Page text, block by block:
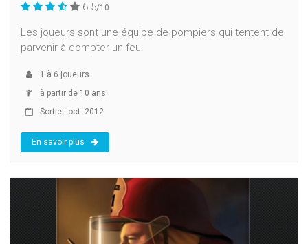
6.5/10
Les joueurs sont une équipe de pompiers qui tentent de
parvenir à dompter un feu.
1 à 6 joueurs
à partir de 10 ans
Sortie : oct. 2012
En savoir plus